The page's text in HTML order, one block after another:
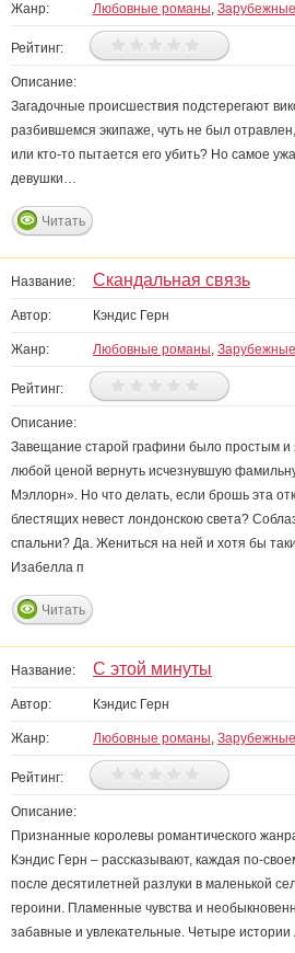
Жанр: Любовные романы,
Рейтинг:
Описание:
Загадочные происшествия подстерегают
разбившемся экипаже, чуть не был
или кто-то пытается его убить? Но самое
девушки…
Читать
Название: Скандальная связь
Автор: Кэндис Герн
Жанр: Любовные романы,
Рейтинг:
Описание:
Завещание старой графини было простым
любой ценой вернуть исчезнувшую
Мэллорн». Но что делать, если брошь эта
блестящих невест лондонскою света?
спальни? Да. Жениться на ней и хотя бы
Изабелла п
Читать
Название: С этой минуты
Автор: Кэндис Герн
Жанр: Любовные романы,
Рейтинг:
Описание:
Признанные королевы романтического
Кэндис Герн – рассказывают, каждая по-
после десятилетней разлуки в маленькой
героини. Пламенные чувства и
забавные и увлекательные. Четыре